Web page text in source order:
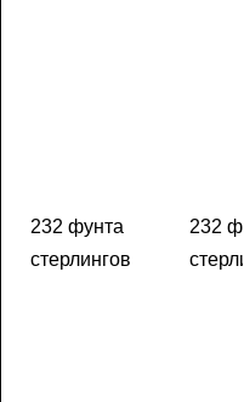
232 фунта
стерлингов
232